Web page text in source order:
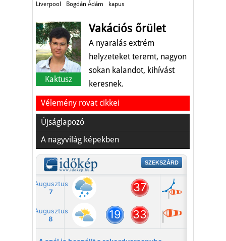
Liverpool Bogdán Ádám kapus
Kaktusz
Vakációs őrület
A nyaralás extrém
helyzeteket teremt, nagyon
sokan kalandot, kihívást
keresnek.
Vélemény rovat cikkei
Újságlapozó
A nagyvilág képekben